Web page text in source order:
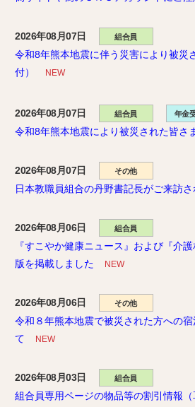
2026年08月07日 組合員
令和8年熊本地震に伴う災害により被災
付）
NEW
2026年08月07日 組合員 年金
令和8年熊本地震により被災された皆さ
2026年08月07日 その他
日本教職員組合の丹野書記長がご来訪
2026年08月06日 組合員
『すこやか健康ニュース』および『介
版を掲載しました
NEW
2026年08月06日 その他
令和８年熊本地震で被災された方への
て
NEW
2026年08月03日 組合員
組合員専用ページの物品等の割引情報（